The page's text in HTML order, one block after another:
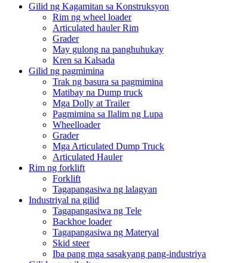
Gilid ng Kagamitan sa Konstruksyon
Rim ng wheel loader
Articulated hauler Rim
Grader
May gulong na panghuhukay
Kren sa Kalsada
Gilid ng pagmimina
Trak ng basura sa pagmimina
Matibay na Dump truck
Mga Dolly at Trailer
Pagmimina sa Ilalim ng Lupa
Wheelloader
Grader
Mga Articulated Dump Truck
Articulated Hauler
Rim ng forklift
Forklift
Tagapangasiwa ng lalagyan
Industriyal na gilid
Tagapangasiwa ng Tele
Backhoe loader
Tagapangasiwa ng Materyal
Skid steer
Iba pang mga sasakyang pang-industriya